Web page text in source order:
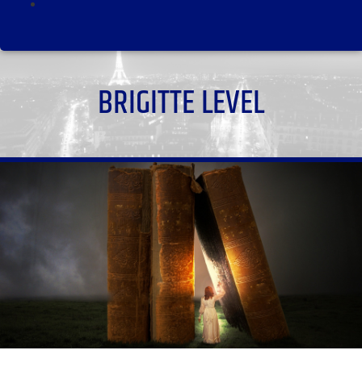
BRIGITTE LEVEL